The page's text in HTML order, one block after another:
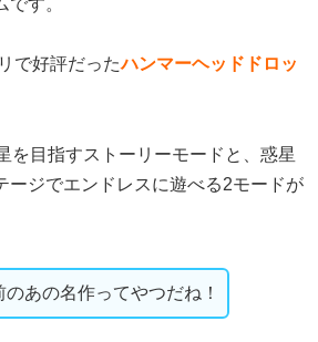
す。
で好評だったハンマーヘッドドロッ
を目指すストーリーモードと、惑星
ージでエンドレスに遊べる2モードが
のあの名作ってやつだね！